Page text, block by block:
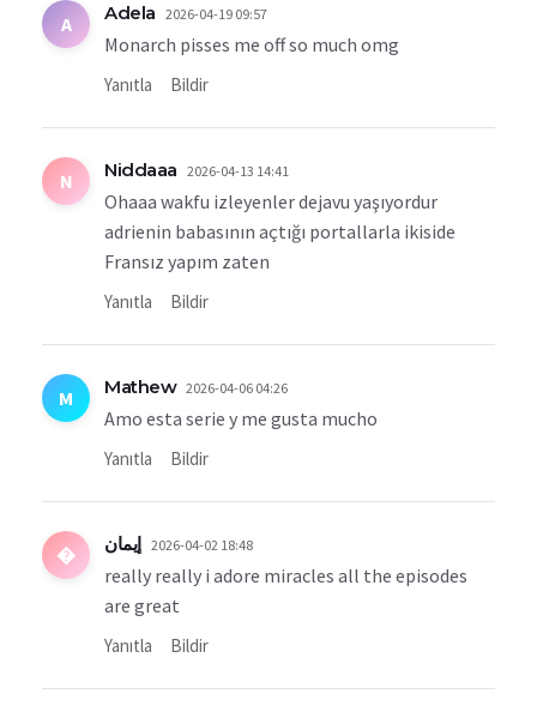
A Adela 2026-04-19 09:57
Monarch pisses me off so much omg
Yanıtla Bildir
N Niddaaa 2026-04-13 14:41
Ohaaa wakfu izleyenler dejavu yaşıyordur
adrienin babasının açtığı portallarla ikiside
Fransız yapım zaten
Yanıtla Bildir
M Mathew 2026-04-06 04:26
Amo esta serie y me gusta mucho
Yanıtla Bildir
� إيمان 2026-04-02 18:48
really really i adore miracles all the episodes
are great
Yanıtla Bildir